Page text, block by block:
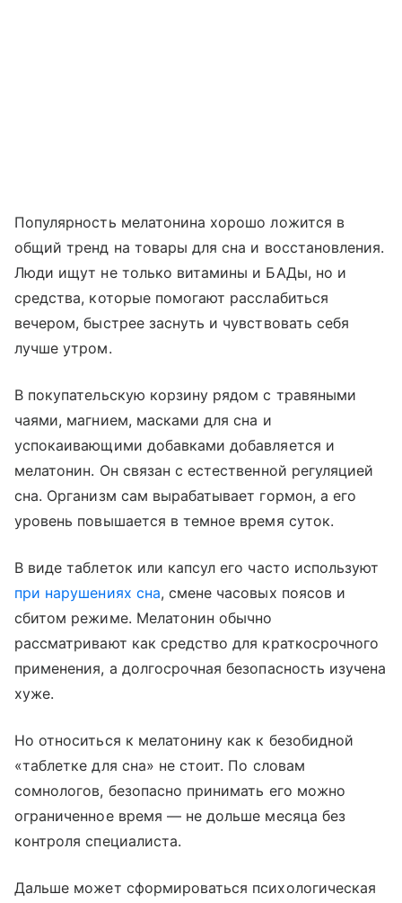
Популярность мелатонина хорошо ложится в
общий тренд на товары для сна и восстановления.
Люди ищут не только витамины и БАДы, но и
средства, которые помогают расслабиться
вечером, быстрее заснуть и чувствовать себя
лучше утром.
В покупательскую корзину рядом с травяными
чаями, магнием, масками для сна и
успокаивающими добавками добавляется и
мелатонин. Он связан с естественной регуляцией
сна. Организм сам вырабатывает гормон, а его
уровень повышается в темное время суток.
В виде таблеток или капсул его часто используют
при нарушениях сна, смене часовых поясов и
сбитом режиме. Мелатонин обычно
рассматривают как средство для краткосрочного
применения, а долгосрочная безопасность изучена
хуже.
Но относиться к мелатонину как к безобидной
«таблетке для сна» не стоит. По словам
сомнологов, безопасно принимать его можно
ограниченное время — не дольше месяца без
контроля специалиста.
Дальше может сформироваться психологическая